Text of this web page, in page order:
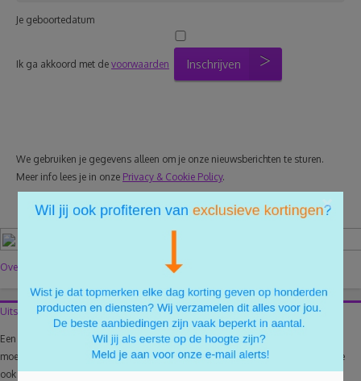
Je geboortedatum
Ik ga akkoord met de voorwaarden Inschrijven
We gebruiken je gegevens alleen om je onze nieuwsberichten te sturen.
Meer info lees je in onze Privacy & Cookie Policy.
Over de auteur
Uitstapje maken? Cultuur snuiven in Japanse Tuin Hasselt!
Een landelijke tuin, een stadstuin, een stekje vol bloemen en planten of een
moestuin… Het zijn allemaal voorbeelden van hoe een tuin eruit kan zien. Heb je
ook al ooit van de...
×